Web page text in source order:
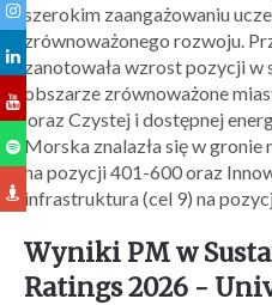
szerokim zaangażowaniu
zrównoważonego rozwoju.
zanotowała wzrost pozycji w
obszarze zrównoważone
oraz Czystej i dostępnej
Morska znalazła się w gronie
na pozycji 401-600 oraz
infrastruktura (cel 9) na
Wyniki PM w
Ratings 2026 -